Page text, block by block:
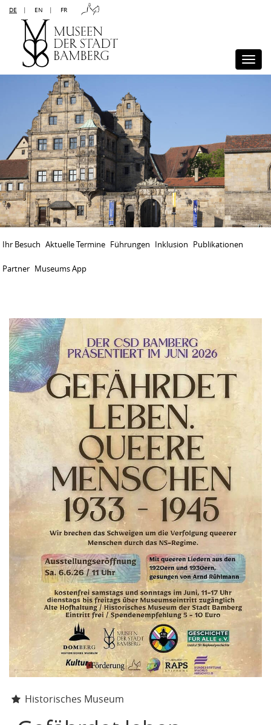
DE EN FR
Kontakt Sitemap Impressum
Disclaimer
Presse
Ihr Besuch Aktuelle Termine Führungen Inklusion Publikationen
Partner Museums App
Historisches Museum